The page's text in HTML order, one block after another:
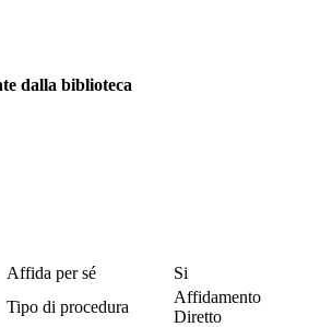
dalla biblioteca
Affida per sé
Si
Tipo di procedura
Affidamento
Diretto